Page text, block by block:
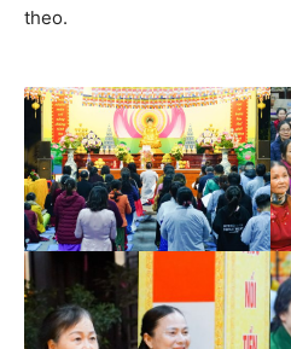
theo.